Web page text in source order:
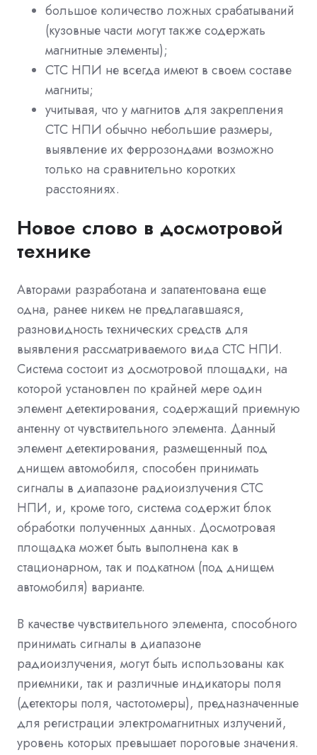
большое количество ложных срабатываний
(кузовные части могут также содержать
магнитные элементы);
СТС НПИ не всегда имеют в своем составе
магниты;
учитывая, что у магнитов для закрепления
СТС НПИ обычно небольшие размеры,
выявление их феррозондами возможно
только на сравнительно коротких
расстояниях.
Новое слово в досмотровой
технике
Авторами разработана и запатентована еще
одна, ранее никем не предлагавшаяся,
разновидность технических средств для
выявления рассматриваемого вида СТС НПИ.
Система состоит из досмотровой площадки, на
которой установлен по крайней мере один
элемент детектирования, содержащий приемную
антенну от чувствительного элемента. Данный
элемент детектирования, размещенный под
днищем автомобиля, способен принимать
сигналы в диапазоне радиоизлучения СТС
НПИ, и, кроме того, система содержит блок
обработки полученных данных. Досмотровая
площадка может быть выполнена как в
стационарном, так и подкатном (под днищем
автомобиля) варианте.
В качестве чувствительного элемента, способного
принимать сигналы в диапазоне
радиоизлучения, могут быть использованы как
приемники, так и различные индикаторы поля
(детекторы поля, частотомеры), предназначенные
для регистрации электромагнитных излучений,
уровень которых превышает пороговые значения.